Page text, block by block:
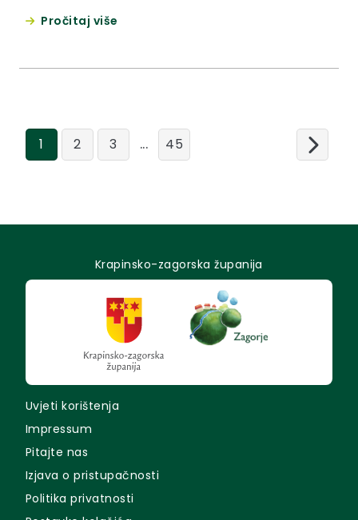
potaknuti uključivanje mladih u odlučivanje i
Pročitaj više
1 2 3 ... 45
Krapinsko-zagorska županija
Uvjeti korištenja
Impressum
Pitajte nas
Izjava o pristupačnosti
Politika privatnosti